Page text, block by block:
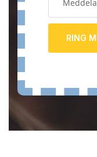
RING